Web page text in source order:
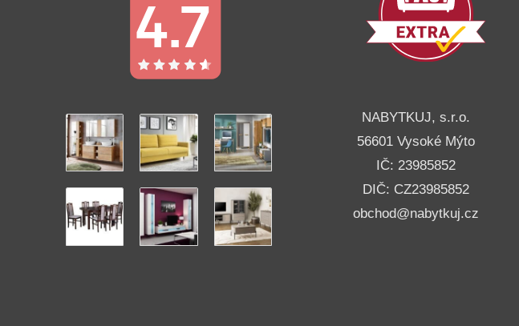
NABYTKUJ, s.r.o.
56601 Vysoké Mýto
IČ: 23985852
DIČ: CZ23985852
obchod@nabytkuj.cz